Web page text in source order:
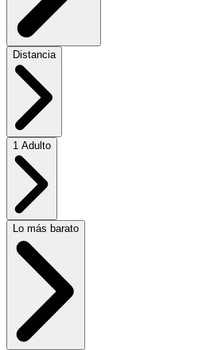
Distancia
1 Adulto
Lo más barato